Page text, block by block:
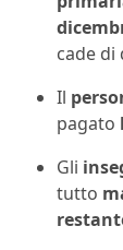
cade di
Il
pagato
Gli
tutto